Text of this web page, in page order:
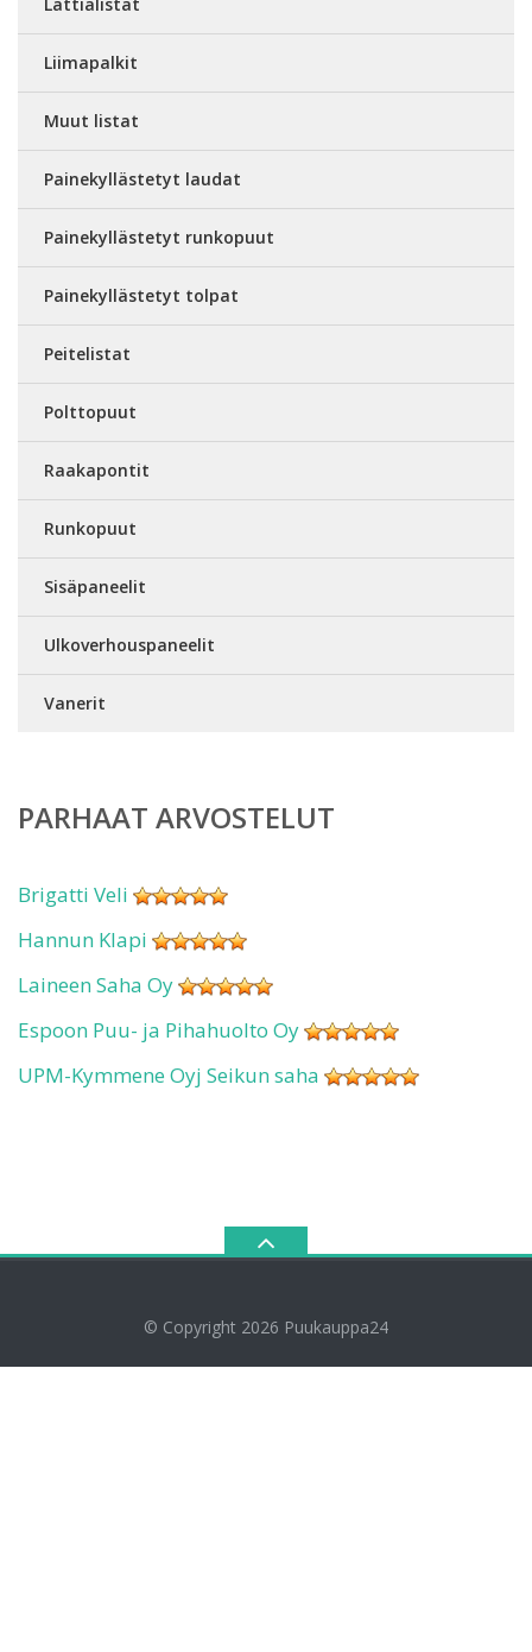
Liimapalkit
Muut listat
Painekyllästetyt laudat
Painekyllästetyt runkopuut
Painekyllästetyt tolpat
Peitelistat
Polttopuut
Raakapontit
Runkopuut
Sisäpaneelit
Ulkoverhouspaneelit
Vanerit
PARHAAT ARVOSTELUT
Brigatti Veli
Hannun Klapi
Laineen Saha Oy
Espoon Puu- ja Pihahuolto Oy
UPM-Kymmene Oyj Seikun saha
© Copyright 2026 Puukauppa24